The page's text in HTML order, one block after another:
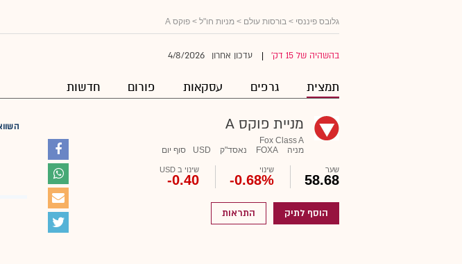
גלובס פיננסי > בורסות עולם > מניות חו"ל > פוקס A
בהשהיה של 15 דק' עדכון אחרון 4/8/2026
תמצית גרפים עסקאות פורום חדשות
מניית פוקס A
Fox Class A
מניה
FOXA נאסד"ק USD סוף יום
שער
58.68
שינוי
-0.68%
שינוי ב USD
-0.40
הוסף לתיק התראות